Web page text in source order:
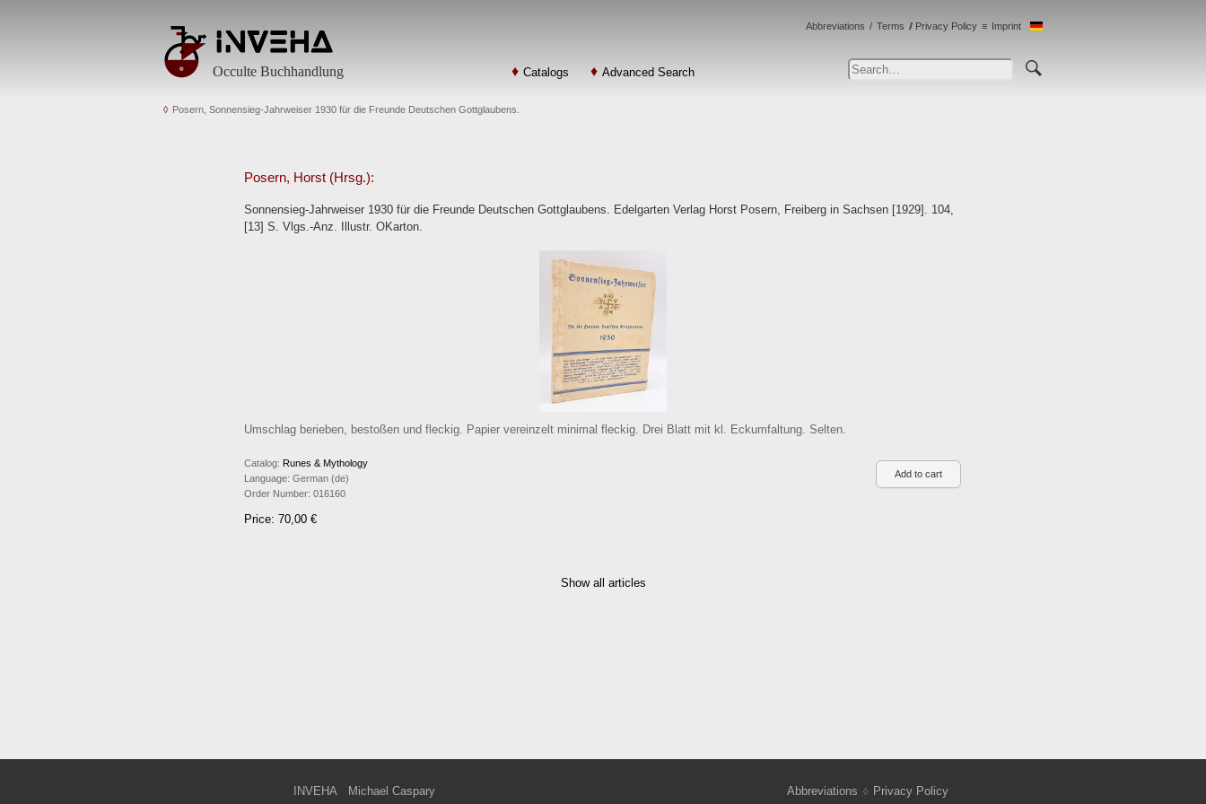
Occulte Buchhandlung Catalogs Advanced Search
Abbreviations Terms Privacy Policy Imprint
Posern, Sonnensieg-Jahrweiser 1930 für die Freunde Deutschen Gottglaubens.
Posern, Horst (Hrsg.):
Sonnensieg-Jahrweiser 1930 für die Freunde Deutschen Gottglaubens. Edelgarten Verlag Horst Posern, Freiberg in Sachsen [1929]. 104,
[13] S. Vlgs.-Anz. Illustr. OKarton.
Umschlag berieben, bestoßen und fleckig. Papier vereinzelt minimal fleckig. Drei Blatt mit kl. Eckumfaltung. Selten.
Catalog: Runes & Mythology
Language: German (de)
Order Number: 016160
Price: 70,00 €
Show all articles
INVEHA
Michael Caspary
Abbreviations
Privacy Policy